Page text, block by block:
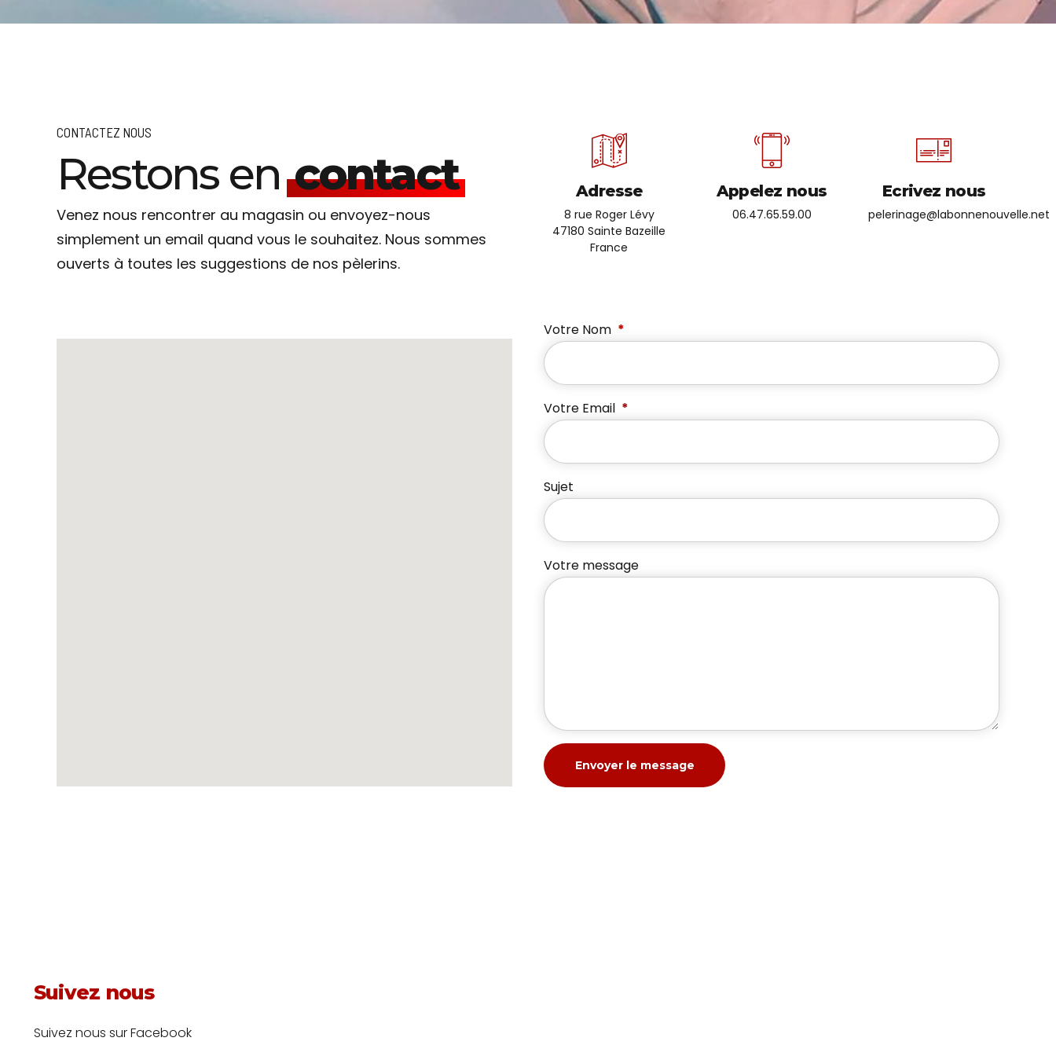
CONTACTEZ NOUS
Restons encontact
Venez nous rencontrer au magasin ou envoyez-nous
simplement un email quand vous le souhaitez. Nous sommes
ouverts à toutes les suggestions de nos pèlerins.
Adresse
8 rue Roger Lévy
47180 Sainte Bazeille
France
Appelez nous
06.47.65.59.00
Ecrivez nous
pelerinage@labonnenouvelle.net
Votre Nom
Votre Email
Sujet
Votre message
Suivez nous
Suivez nous sur Facebook